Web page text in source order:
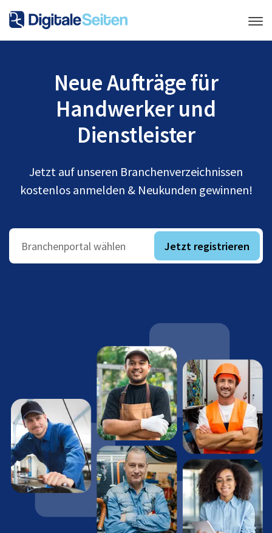
Neue Aufträge für
Handwerker und
Dienstleister
Jetzt auf unseren Branchenverzeichnissen
kostenlos anmelden & Neukunden gewinnen!
Branchenportal wählen Jetzt registrieren